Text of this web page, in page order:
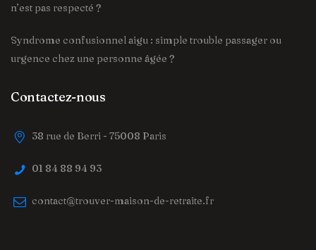
n’est pas respecté ?
Syndrome confusionnel aigu : simple trouble passager ou
urgence chez une personne âgée ?
Contactez-nous
38 rue de Berri - 75008 Paris
01 84 88 94 93
contact@trouver-maison-de-retraite.fr